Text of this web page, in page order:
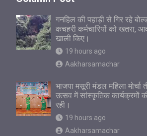
गनहिल की पहाड़ी से गिर रहे
कचहरी कर्मचारियों को खतरा,
खाली किए।
19 hours ago
Aakharsamachar
भाजपा मसूरी मंडल महिला मोर्चा
उत्सव में सांस्कृतिक कार्यक्रमों
रही।
19 hours ago
Aakharsamachar